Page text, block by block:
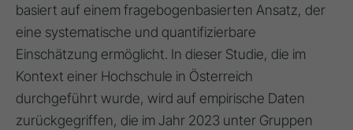
basiert auf einem fragebogenbasierten Ansatz, der
eine systematische und quantifizierbare
Einschätzung ermöglicht. In dieser Studie, die im
Kontext einer Hochschule in Österreich
durchgeführt wurde, wird auf empirische Daten
zurückgegriffen, die im Jahr 2023 unter Gruppen